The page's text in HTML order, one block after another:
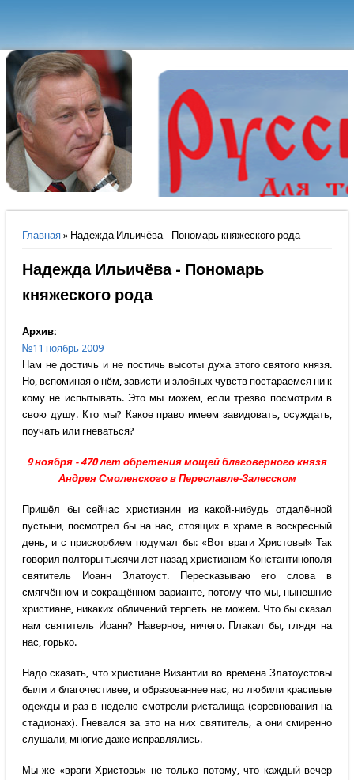
Вы здесь
Главная» Надежда Ильичёва - Пономарь княжеского рода
Надежда Ильичёва - Пономарь
княжеского рода
Архив:
№11 ноябрь 2009
Нам не достичь и не постичь высоты духа этого святого князя.
Но, вспоминая о нём, зависти и злобных чувств постараемся ни к
кому не испытывать. Это мы можем, если трезво посмотрим в
свою душу. Кто мы? Какое право имеем завидовать, осуждать,
поучать или гневаться?
9 ноября - 470 лет обретения мощей благоверного князя
Андрея Смоленского в Переславле-Залесском
Пришёл бы сейчас христианин из какой-нибудь отдалённой
пустыни, посмотрел бы на нас, стоящих в храме в воскресный
день, и с прискорбием подумал бы: «Вот враги Христовы!» Так
говорил полторы тысячи лет назад христианам Константинополя
святитель Иоанн Златоуст. Пересказываю его слова в
смягчённом и сокращённом варианте, потому что мы, нынешние
христиане, никаких обличений терпеть не можем. Что бы сказал
нам святитель Иоанн? Наверное, ничего. Плакал бы, глядя на
нас, горько.
Надо сказать, что христиане Византии во времена Златоустовы
были и благочестивее, и образованнее нас, но любили красивые
одежды и раз в неделю смотрели ристалища (соревнования на
стадионах). Гневался за это на них святитель, а они смиренно
слушали, многие даже исправлялись.
Мы же «враги Христовы» не только потому, что каждый вечер